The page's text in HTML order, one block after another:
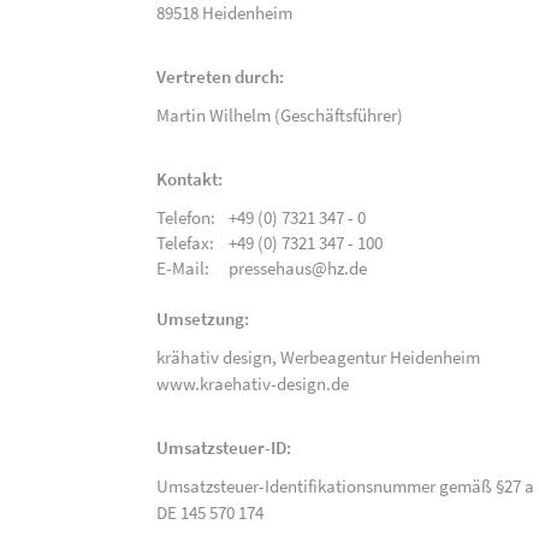
89518 Heidenheim
Vertreten durch:
Martin Wilhelm (Geschäftsführer)
Kontakt:
Telefon:
+49 (0) 7321 347 - 0
Telefax:
+49 (0) 7321 347 - 100
E-Mail:
pressehaus@hz.de
Umsetzung:
krähativ design, Werbeagentur Heidenheim
www.kraehativ-design.de
Umsatzsteuer-ID:
Umsatzsteuer-Identifikationsnummer gemäß §27 a
DE 145 570 174